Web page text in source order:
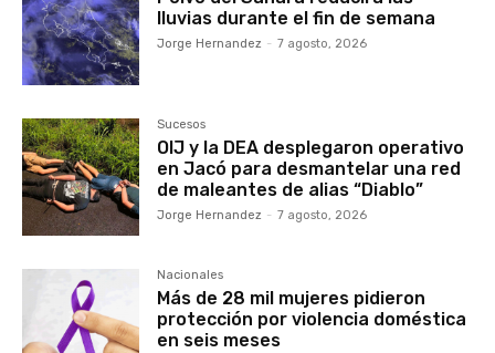
lluvias durante el fin de semana
Jorge Hernandez - 7 agosto, 2026
Sucesos
OIJ y la DEA desplegaron operativo
en Jacó para desmantelar una red
de maleantes de alias “Diablo”
Jorge Hernandez - 7 agosto, 2026
Nacionales
Más de 28 mil mujeres pidieron
protección por violencia doméstica
en seis meses